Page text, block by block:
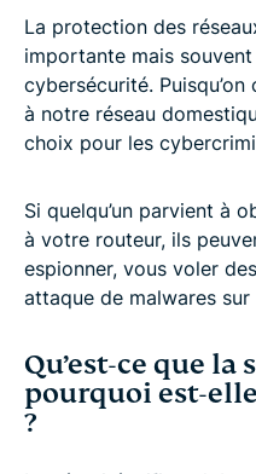
La protection des
importante mais
cybersécurité.
à notre réseau
choix pour les
Si quelqu’un parvient à
à votre routeur, ils
espionner, vous voler
attaque de malwares sur
Qu’est-ce que
pourquoi est-
?